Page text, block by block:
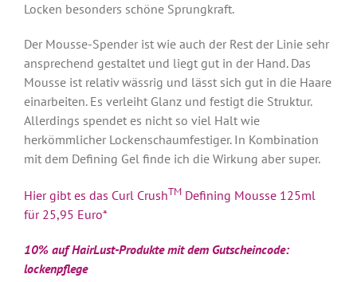
Locken besonders schöne Sprungkraft.
Der Mousse-Spender ist wie auch der Rest der Linie sehr
ansprechend gestaltet und liegt gut in der Hand. Das
Mousse ist relativ wässrig und lässt sich gut in die Haare
einarbeiten. Es verleiht Glanz und festigt die Struktur.
Allerdings spendet es nicht so viel Halt wie
herkömmlicher Lockenschaumfestiger. In Kombination
mit dem Defining Gel finde ich die Wirkung aber super.
Hier gibt es das Curl CrushTMDefining Mousse 125ml
für 25,95 Euro*
10% auf HairLust-Produkte mit dem Gutscheincode:
lockenpflege